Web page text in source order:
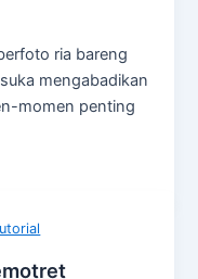
ria bareng
mengabadikan
momen penting